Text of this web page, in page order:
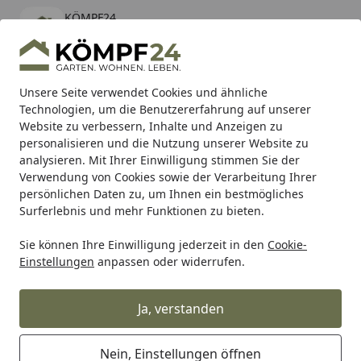
Unsere Seite verwendet Cookies und ähnliche
Technologien, um die Benutzererfahrung auf unserer
Website zu verbessern, Inhalte und Anzeigen zu
personalisieren und die Nutzung unserer Website zu
analysieren. Mit Ihrer Einwilligung stimmen Sie der
Verwendung von Cookies sowie der Verarbeitung Ihrer
persönlichen Daten zu, um Ihnen ein bestmögliches
Surferlebnis und mehr Funktionen zu bieten.
Sie können Ihre Einwilligung jederzeit in den Cookie-
Einstellungen anpassen oder widerrufen.
Ja, verstanden
Nein, Einstellungen öffnen
KÖMPF24
kostenlos - Im App Store
Hotline
Alle Produkte
Mein Konto
Suchen
Karibu Pools inkl. gratis Sandfilteranlage & Pool-
Starterset (Gesamtwert bis 468,99€)
Startseite
Grill Weber FLAVORIZER BAR GO-ANYWHERE GAS (9201)
Weber FLAVORIZER BAR GO-
ANYWHERE GAS (9201)